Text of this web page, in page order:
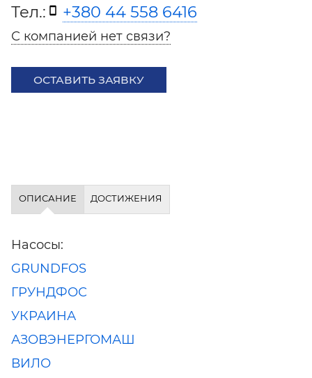
Тел.:
+380 44 558 6416
С компанией нет связи?
ОСТАВИТЬ ЗАЯВКУ
ОПИСАНИЕ ДОСТИЖЕНИЯ
Насосы:
GRUNDFOS
ГРУНДФОС
УКРАИНА
АЗОВЭНЕРГОМАШ
ВИЛО